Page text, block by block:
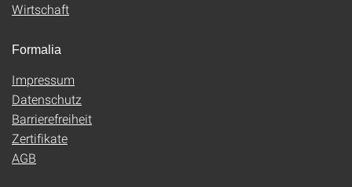
Wirtschaft
Formalia
Impressum
Datenschutz
Barrierefreiheit
Zertifikate
AGB